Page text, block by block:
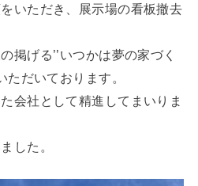
いただき、展示場の看板撤去
掲げる’’いつかは夢の家づく
ただいております。
会社として精進してまいりま
した。